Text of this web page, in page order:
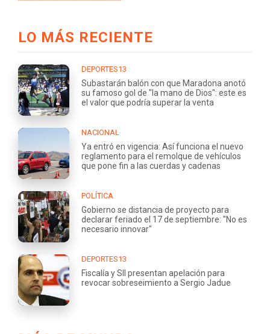
LO MÁS RECIENTE
DEPORTES13
Subastarán balón con que Maradona anotó
su famoso gol de "la mano de Dios": este es
el valor que podría superar la venta
NACIONAL
Ya entró en vigencia: Así funciona el nuevo
reglamento para el remolque de vehículos
que pone fin a las cuerdas y cadenas
POLÍTICA
Gobierno se distancia de proyecto para
declarar feriado el 17 de septiembre: "No es
necesario innovar"
DEPORTES13
Fiscalía y SII presentan apelación para
revocar sobreseimiento a Sergio Jadue